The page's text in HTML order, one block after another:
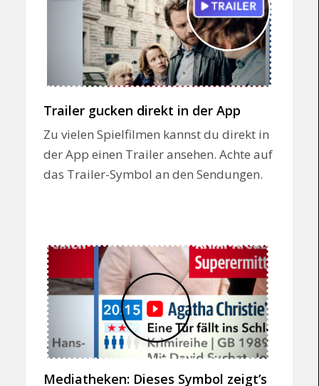
Trailer gucken direkt in der App
Zu vielen Spielfilmen kannst du direkt in
der App einen Trailer ansehen. Achte auf
das Trailer-Symbol an den Sendungen.
Mediatheken: Dieses Symbol zeigt’s